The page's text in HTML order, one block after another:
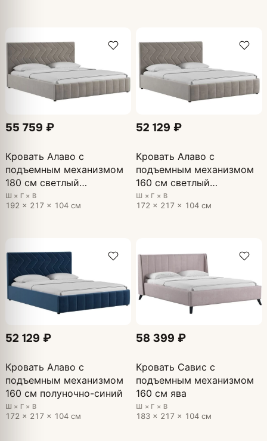
55 759 ₽
Кровать Алаво с
подъемным механизмом
180 см светлый
кварцевый, серый
Ш × Г × В
192 × 217 × 104 см
52 129 ₽
Кровать Алаво с
подъемным механизмом
160 см светлый
кварцевый, серый
Ш × Г × В
172 × 217 × 104 см
52 129 ₽
Кровать Алаво с
подъемным механизмом
160 см полуночно-синий
Ш × Г × В
172 × 217 × 104 см
58 399 ₽
Кровать Савис с
подъемным механизмом
160 см ява
Ш × Г × В
183 × 217 × 104 см